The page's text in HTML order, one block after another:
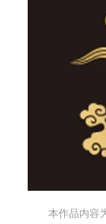
本作品内容